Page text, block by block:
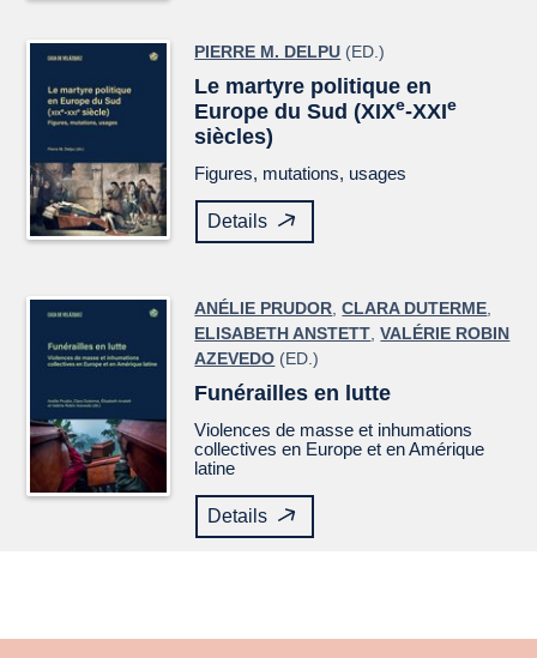
PIERRE M. DELPU (ED.)
Le martyre politique en
Europe du Sud (XIXe-XXIe
siècles)
Figures, mutations, usages
Details
ANÉLIE PRUDOR ,CLARA DUTERME
ELISABETH ANSTETT ,VALÉRIE ROBIN
AZEVEDO (ED.)
Funérailles en lutte
Violences de masse et inhumations
collectives en Europe et en Amérique
latine
Details